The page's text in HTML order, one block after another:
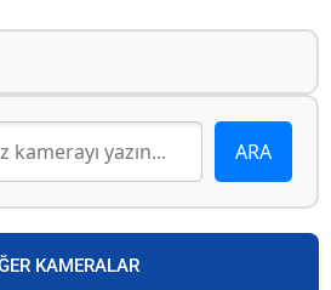
KAMERALAR